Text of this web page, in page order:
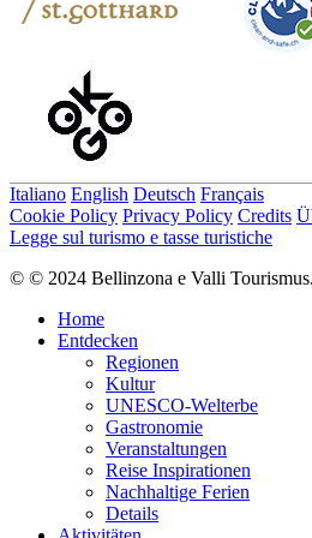
Italiano English Deutsch Français
Cookie Policy Privacy Policy Credits
Legge sul turismo e tasse turistiche
© © 2024 Bellinzona e Valli
Home
Entdecken
Regionen
Kultur
UNESCO-Welterbe
Gastronomie
Veranstaltungen
Reise Inspirationen
Nachhaltige Ferien
Details